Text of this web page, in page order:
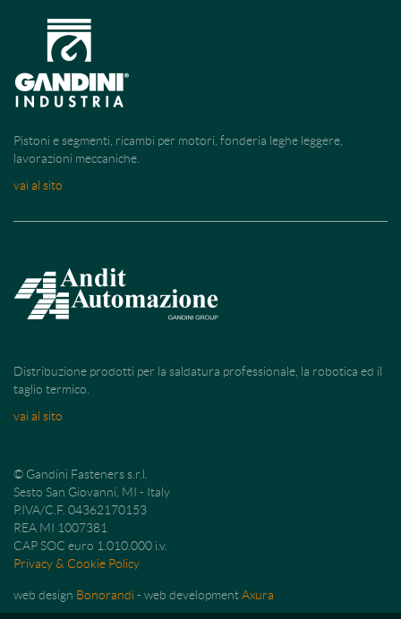
Pistoni e segmenti, ricambi per motori, fonderia leghe leggere,
lavorazioni meccaniche.
vai al sito
Distribuzione prodotti per la saldatura professionale, la robotica ed il
taglio termico.
vai al sito
© Gandini Fasteners s.r.l.
Sesto San Giovanni, MI - Italy
P.IVA/C.F. 04362170153
REA MI 1007381
CAP SOC euro 1.010.000 i.v.
Privacy & Cookie Policy
web design Bonorandi- web developmentAxura